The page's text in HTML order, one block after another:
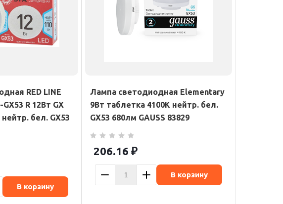
RED LINE
R 12Вт GX
бел. GX53
В корзину
Лампа светодиодная Elementary
9Вт таблетка 4100К нейтр. бел.
GX53 680лм GAUSS 83829
206.16 ₽
В корзину